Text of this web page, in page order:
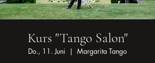
Kurs "Tango Salon"
Do., 11. Juni
  |
Margarita Tango